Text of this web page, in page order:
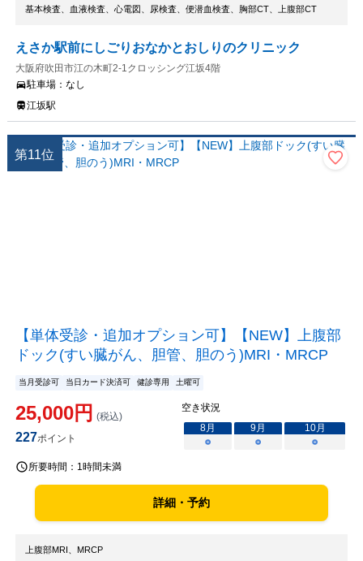
基本検査、血液検査、心電図、尿検査、便潜血検査、胸部CT、上腹部CT
えさか駅前にしごりおなかとおしりのクリニック
大阪府吹田市江の木町2-1クロッシング江坂4階
駐車場： なし
江坂駅
第11位
【単体受診・追加オプション可】【NEW】上腹部
ドック(すい臓がん、胆管、胆のう)MRI・MRCP
当月受診可 当日カード決済可 健診専用 土曜可
25,000円 (税込)
227ポイント
空き状況
8月 9月 10月
○
○ ○
所要時間： 1時間未満
詳細・予約
上腹部MRI、MRCP